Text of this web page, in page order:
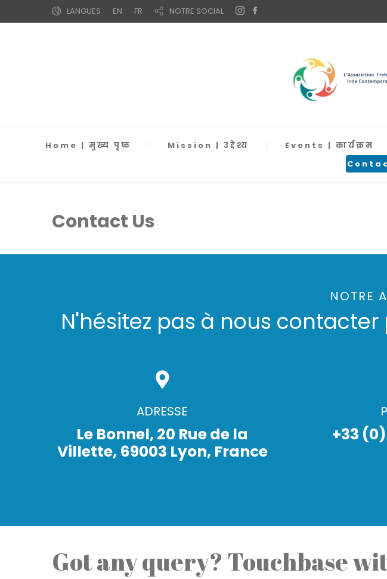
LANGUES EN FR NOTRE SOCIAL
Home | मुख्य पृष्ठ Mission | उद्देश्य Events | कार्यक्रम
Contact Us
NOTRE
N'hésitez pas à nous
ADRESSE
Le Bonnel, 20 Rue de la
Villette, 69003 Lyon, France
+33
Got any query? Touchbase